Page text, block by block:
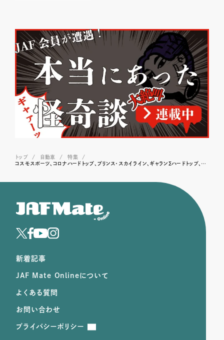
トップ 自動車
特集
コスモスポーツ、コロナハードトップ、プリンス・スカイライン、ギャランΣハードトップ、117クーペ──昭和・平成を駆け抜けた旧車オーナー珠玉の物語集
新着記事
JAF Mate Onlineについて
よくある質問
お問い合わせ
プライバシーポリシー